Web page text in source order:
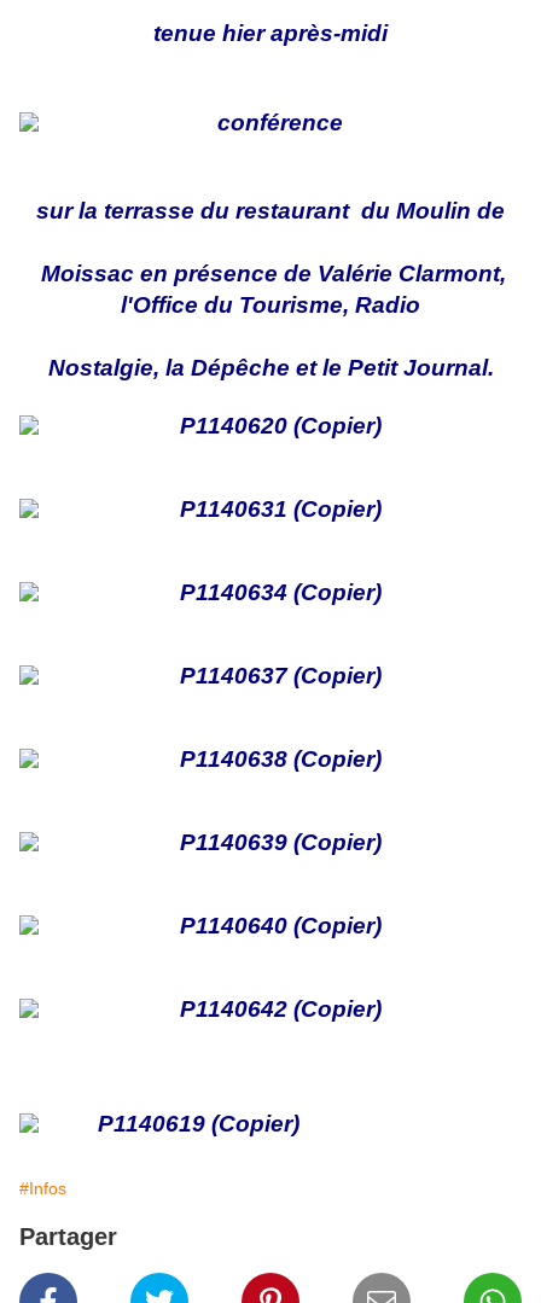
tenue hier après-midi
sur la terrasse du restaurant du Moulin de
Moissac en présence de Valérie Clarmont,
l'Office du Tourisme, Radio
Nostalgie, la Dépêche et le Petit Journal.
#Infos
Partager